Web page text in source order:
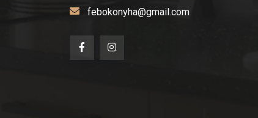
febokonyha@gmail.com